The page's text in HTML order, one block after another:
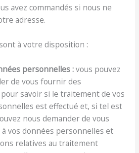
avez commandés si nous ne
adresse.
à votre disposition :
personnelles :vous pouvez
de vous fournir des
savoir si le traitement de vos
est effectué et, si tel est
nous demander de vous
à vos données personnelles et
relatives au traitement